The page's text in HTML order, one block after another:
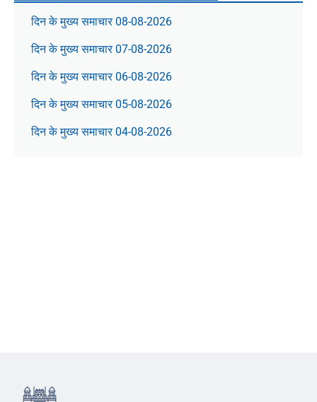
दिन के मुख्य समाचार 08-08-2026
दिन के मुख्य समाचार 07-08-2026
दिन के मुख्य समाचार 06-08-2026
दिन के मुख्य समाचार 05-08-2026
दिन के मुख्य समाचार 04-08-2026